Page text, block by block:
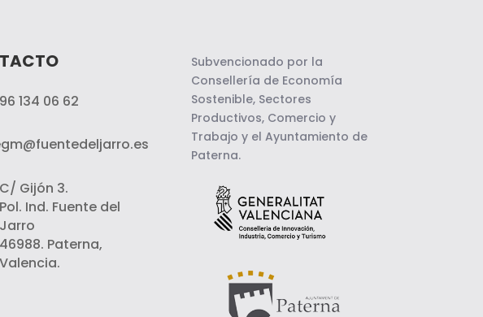
96 134 06 62
C/ Gijón 3.
Pol. Ind. Fuente del
Jarro
46988. Paterna,
Valencia.
Subvencionado por la
Consellería de Economía
Sostenible, Sectores
Productivos, Comercio y
Trabajo y el Ayuntamiento de
Paterna.